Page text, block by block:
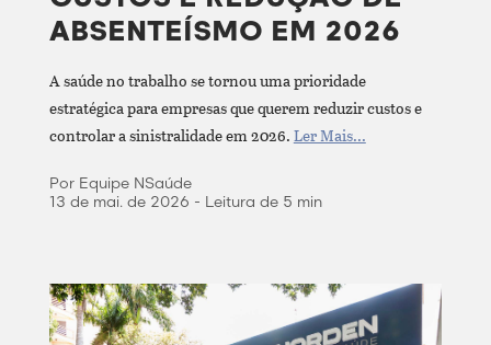
ABSENTEÍSMO EM 2026
A saúde no trabalho se tornou uma prioridade
estratégica para empresas que querem reduzir custos e
controlar a sinistralidade em 2026.Ler Mais...
Por Equipe NSaúde
13 de mai. de 2026 - Leitura de 5 min